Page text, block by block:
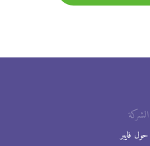
الشركة
حول فايبر